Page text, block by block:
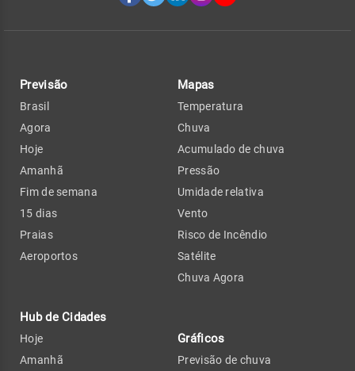
Previsão
Brasil
Agora
Hoje
Amanhã
Fim de semana
15 dias
Praias
Aeroportos
Hub de Cidades
Hoje
Amanhã
Mapas
Temperatura
Chuva
Acumulado de chuva
Pressão
Umidade relativa
Vento
Risco de Incêndio
Satélite
Chuva Agora
Gráficos
Previsão de chuva